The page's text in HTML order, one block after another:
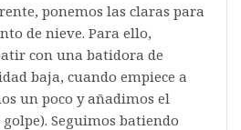
ponemos las claras para
de nieve. Para ello,
con una batidora de
baja, cuando empiece a
un poco y añadimos el
Seguimos batiendo